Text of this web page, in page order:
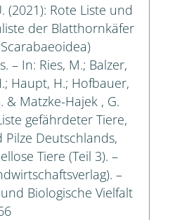
(2021): Rote Liste und
der Blatthornkäfer
– In: Ries, M.; Balzer,
Haupt, H.; Hofbauer,
& Matzke-Hajek , G.
gefährdeter Tiere,
Pilze Deutschlands,
Tiere (Teil 3). –
–
Biologische Vielfalt